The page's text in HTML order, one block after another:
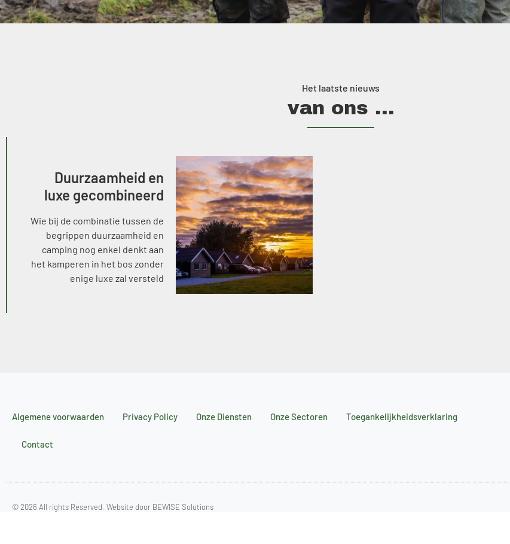
Het laatste nieuws
van ons ...
Duurzaamheid en
luxe gecombineerd
Wie bij de combinatie tussen de
begrippen duurzaamheid en
camping nog enkel denkt aan
het kamperen in het bos zonder
enige luxe zal versteld
Algemene voorwaarden Privacy Policy Onze Diensten Onze Sectoren Toegankelijkheidsverklaring
Contact
© 2026 All rights Reserved. Website door BEWISE Solutions